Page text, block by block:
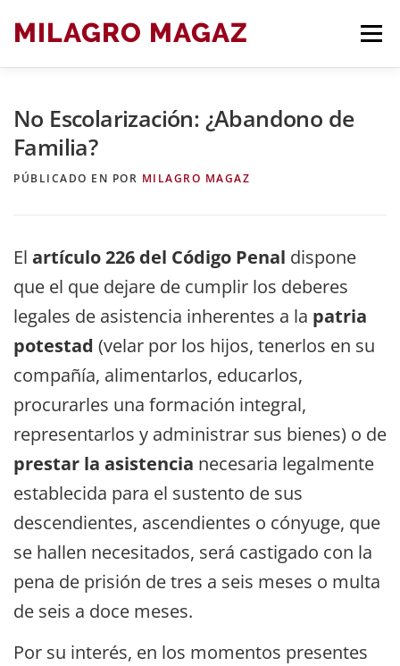
contenido
MILAGRO MAGAZ
BLOG ARTÍCULOS DE DERECHO
No Escolarización: ¿Abandono de
Familia?
PÚBLICADO EN POR MILAGRO MAGAZ
El artículo 226 del Código Penal dispone
que el que dejare de cumplir los deberes
legales de asistencia inherentes a la patria
potestad (velar por los hijos, tenerlos en su
compañía, alimentarlos, educarlos,
procurarles una formación integral,
representarlos y administrar sus bienes) o de
prestar la asistencia necesaria legalmente
establecida para el sustento de sus
descendientes, ascendientes o cónyuge, que
se hallen necesitados, será castigado con la
pena de prisión de tres a seis meses o multa
de seis a doce meses.
Por su interés, en los momentos presentes